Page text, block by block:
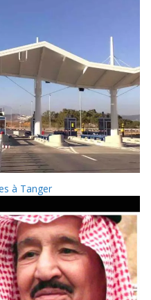
à Tanger